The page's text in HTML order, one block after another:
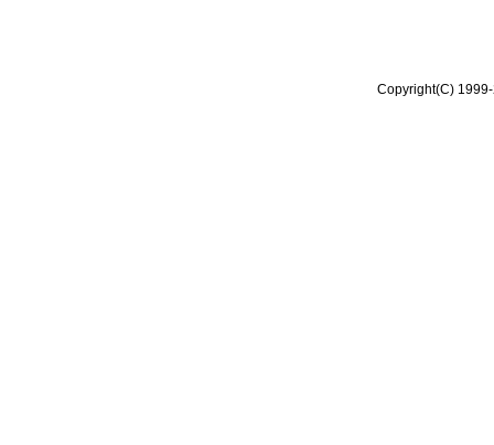
Copyright(C)